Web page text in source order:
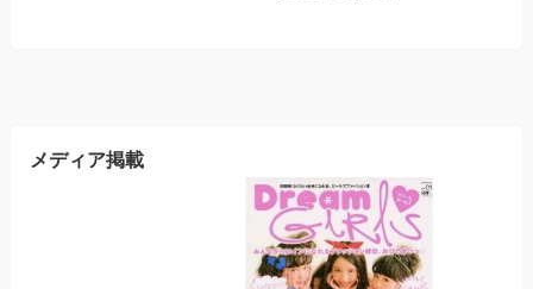
メディア掲載